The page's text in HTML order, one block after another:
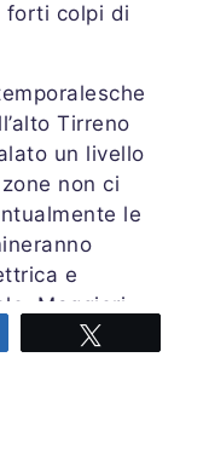
forti colpi di
Tirreno
un livello
non ci
le
e
Maggiori